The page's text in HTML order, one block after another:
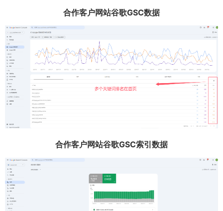
合作客户网站谷歌GSC数据
合作客户网站谷歌GSC索引数据